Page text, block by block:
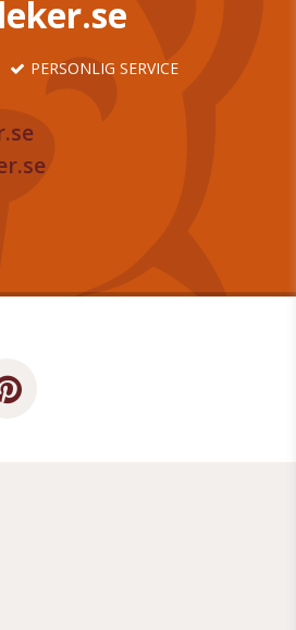
PERSONLIG SERVICE